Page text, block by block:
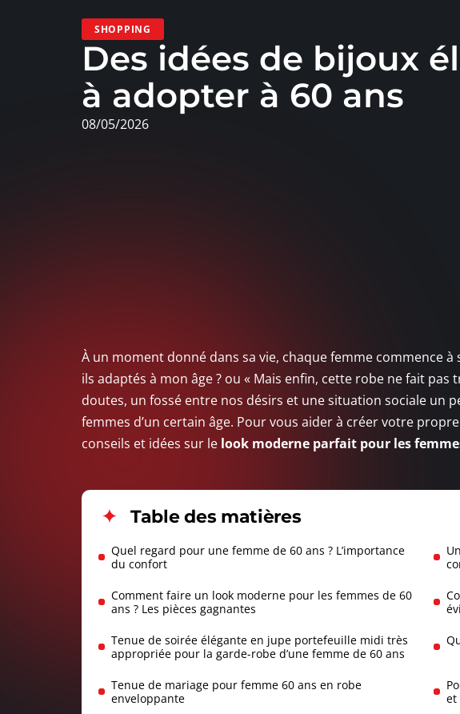
SHOPPING
Des idées de bijoux
à adopter à 60 ans
08/05/2026
À un moment donné dans sa vie, chaque femme commence
ils adaptés à mon âge ? ou « Mais enfin, cette robe ne fait
doutes, un fossé entre nos désirs et une situation sociale un
femmes d’un certain âge. Pour vous aider à créer votre
conseils et idées sur le look moderne parfait pour les
Table des matières
Quel regard pour une femme de 60 ans ? L’importance
du confort
Comment faire un look moderne pour les femmes de 60
ans ? Les pièces gagnantes
Tenue de soirée élégante en jupe portefeuille midi très
appropriée pour la garde-robe d’une femme de 60 ans
Tenue de mariage pour femme 60 ans en robe
enveloppante
et